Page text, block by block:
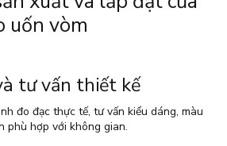
uốn vòm
tư vấn thiết kế
đo đạc thực tế, tư vấn kiểu dáng, màu
phù hợp với không gian.